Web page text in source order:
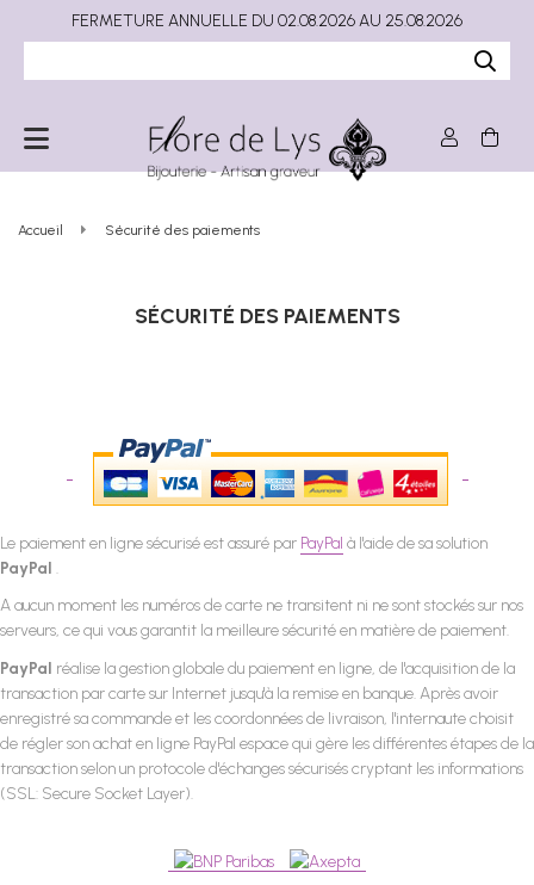
Accueil Sécurité des paiements
SÉCURITÉ DES PAIEMENTS
Le paiement en ligne sécurisé est assuré par PayPal à l'aide de sa solution
PayPal .
A aucun moment les numéros de carte ne transitent ni ne sont stockés sur nos
serveurs, ce qui vous garantit la meilleure sécurité en matière de paiement.
PayPal réalise la gestion globale du paiement en ligne, de l'acquisition de la
transaction par carte sur Internet jusqu'à la remise en banque. Après avoir
enregistré sa commande et les coordonnées de livraison, l'internaute choisit
de régler son achat en ligne PayPal espace qui gère les différentes étapes de la
transaction selon un protocole d'échanges sécurisés cryptant les informations
(SSL: Secure Socket Layer).
FERMETURE ANNUELLE DU 02.08.2026 AU 25.08.2026